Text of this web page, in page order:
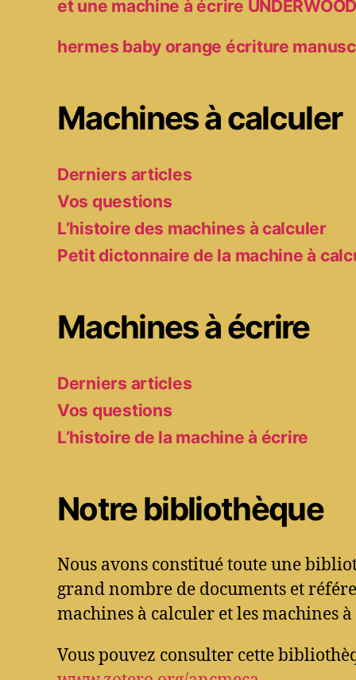
et une machine à écrire UNDERWOOD
hermes baby orange écriture
Machines à calculer
Derniers articles
Vos questions
L’histoire des machines à calculer
Petit dictonnaire de la machine à
Machines à écrire
Derniers articles
Vos questions
L’histoire de la machine à écrire
Notre bibliothèque
Nous avons constitué toute une
grand nombre de documents et
machines à calculer et les machines
Vous pouvez consulter cette